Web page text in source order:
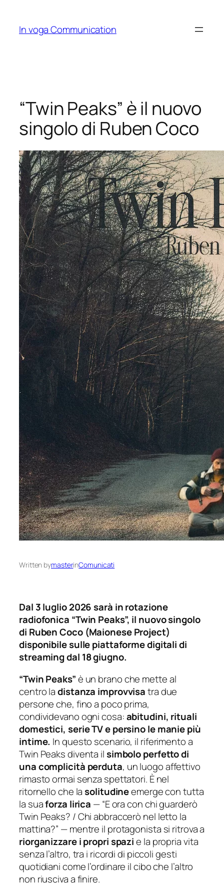
content
In voga Communication
“Twin Peaks” è il nuovo
singolo di Ruben Coco
Written bymasterinComunicati
Dal 3 luglio 2026 sarà in rotazione
radiofonica “Twin Peaks”, il nuovo singolo
di Ruben Coco (Maionese Project)
disponibile sulle piattaforme digitali di
streaming dal 18 giugno.
“Twin Peaks”è un brano che mette al
centro ladistanza improvvisatra due
persone che, fino a poco prima,
condividevano ogni cosa:abitudini, rituali
domestici, serie TV e persino le manie più
intime. In questo scenario, il riferimento a
Twin Peaks diventa ilsimbolo perfetto di
una complicità perduta, un luogo affettivo
rimasto ormai senza spettatori. È nel
ritornello che lasolitudineemerge con tutta
la suaforza lirica — “E ora con chi guarderò
Twin Peaks? / Chi abbraccerò nel letto la
mattina?” — mentre il protagonista si ritrova a
riorganizzare i propri spazie la propria vita
senza l’altro, tra i ricordi di piccoli gesti
quotidiani come l’ordinare il cibo che l’altro
non riusciva a finire.